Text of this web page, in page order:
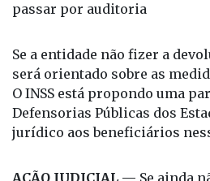
passar por auditoria
Se a entidade não fizer a
será orientado sobre as
O INSS está propondo uma
Defensorias Públicas dos
jurídico aos beneficiários